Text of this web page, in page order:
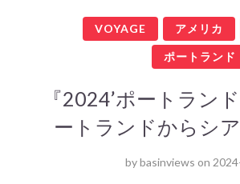
VOYAGE アメリカ
ポートランド
『2024’ポートラン
ートランドからシ
bybasinviews on